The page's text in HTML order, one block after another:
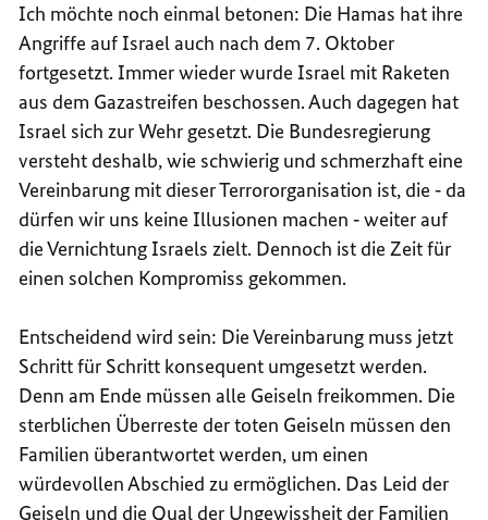
Ich möchte noch einmal betonen: Die Hamas hat ihre
Angriffe auf Israel auch nach dem 7. Oktober
fortgesetzt. Immer wieder wurde Israel mit Raketen
aus dem Gazastreifen beschossen. Auch dagegen hat
Israel sich zur Wehr gesetzt. Die Bundesregierung
versteht deshalb, wie schwierig und schmerzhaft eine
Vereinbarung mit dieser Terrororganisation ist, die ‑ da
dürfen wir uns keine Illusionen machen ‑ weiter auf
die Vernichtung Israels zielt. Dennoch ist die Zeit für
einen solchen Kompromiss gekommen.
Entscheidend wird sein: Die Vereinbarung muss jetzt
Schritt für Schritt konsequent umgesetzt werden.
Denn am Ende müssen alle Geiseln freikommen. Die
sterblichen Überreste der toten Geiseln müssen den
Familien überantwortet werden, um einen
würdevollen Abschied zu ermöglichen. Das Leid der
Geiseln und die Qual der Ungewissheit der Familien